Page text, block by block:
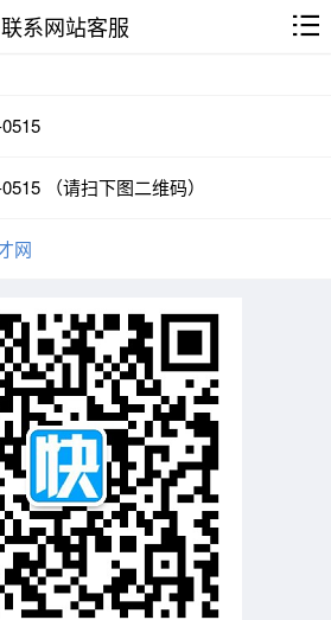
联系网站客服
（请扫下图二维码）